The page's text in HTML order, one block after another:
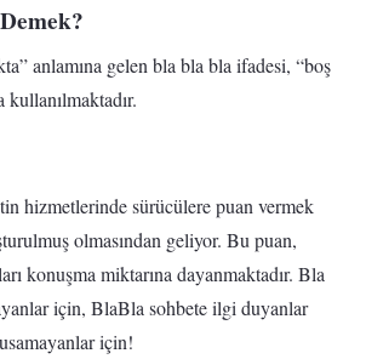
anlamına gelen bla bla bla ifadesi, “boş
hizmetlerinde sürücülere puan vermek
olmasından geliyor. Bu puan,
konuşma miktarına dayanmaktadır. Bla
için, BlaBla sohbete ilgi duyanlar
için!